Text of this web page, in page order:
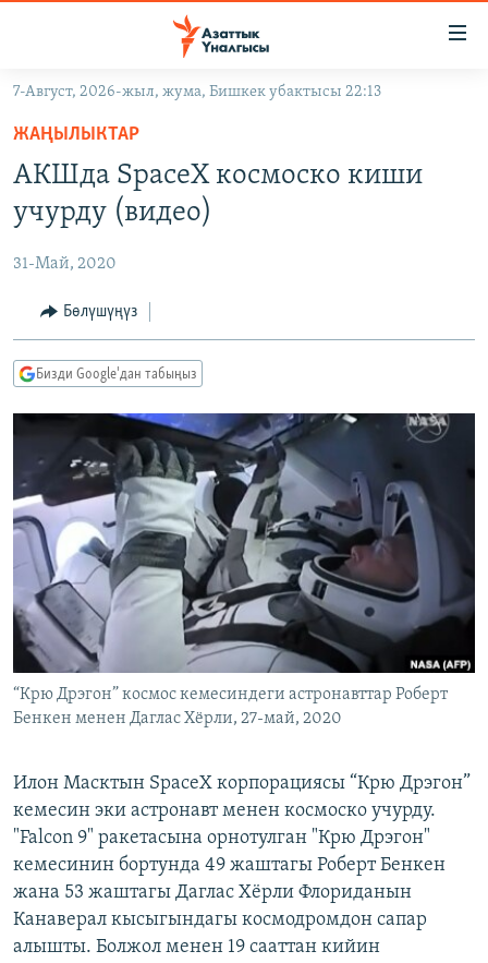
Навигацияга
өтүңүз
Издөөгө
салыңызКЫРГЫЗСТАН
ЭКОНОМИКА
МАДАНИЯТ
ДҮЙНӨ
БОРБОР АЗИЯ
УКРАИНА
АТАЙЫН ИЛИКТӨӨ
ТВ ПРОГРАММАЛАР
ЭКСПЕРТТЕР ТАЛДАЙТ
ДАНИСТЕ
ЭЖЕ-СИҢДИЛЕР
АЗАТТЫК+
ЫҢГАЙСЫЗ СУРООЛОР
ӨЗГӨЧӨ ПИКИР
ОНЛАЙН ШЕРИНЕ
ЭЕ/АРнун бардык сайттары
7-Август, 2026-жыл, жума, Бишкек убактысы 22:13
ЖАҢЫЛЫКТАР
АКШда SpaceX космоско киши
учурду (видео)
31-Май, 2020
Бөлүшүңүз
Бизди Google'дан табыңыз
“Крю Дрэгон” космос кемесиндеги астронавттар Роберт
Бенкен менен Даглас Хёрли, 27-май, 2020
Илон Масктын SpaceX корпорациясы “Крю Дрэгон”
кемесин эки астронавт менен космоско учурду.
"Falcon 9" ракетасына орнотулган "Крю Дрэгон"
кемесинин бортунда 49 жаштагы Роберт Бенкен
жана 53 жаштагы Даглас Хёрли Флориданын
Канаверал кысыгындагы космодромдон сапар
алышты. Болжол менен 19 сааттан кийин